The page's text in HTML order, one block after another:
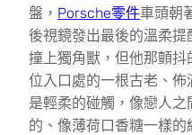
盤， Porsche零件車頭朝
後視鏡發出最後的溫柔
撞上獨角獸，但他那顫
位入口處的一根古老、
是輕柔的碰觸，像戀人
的、像薄荷口香糖一樣